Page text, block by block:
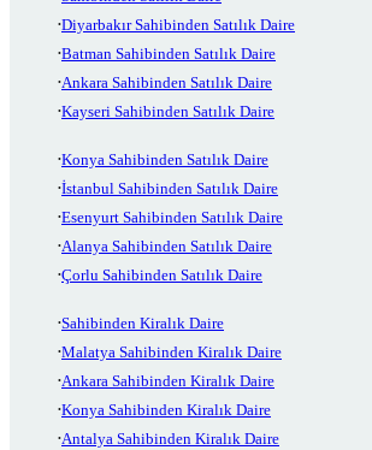
Diyarbakır Sahibinden Satılık Daire
Batman Sahibinden Satılık Daire
Ankara Sahibinden Satılık Daire
Kayseri Sahibinden Satılık Daire
Konya Sahibinden Satılık Daire
İstanbul Sahibinden Satılık Daire
Esenyurt Sahibinden Satılık Daire
Alanya Sahibinden Satılık Daire
Çorlu Sahibinden Satılık Daire
Sahibinden Kiralık Daire
Malatya Sahibinden Kiralık Daire
Ankara Sahibinden Kiralık Daire
Konya Sahibinden Kiralık Daire
Antalya Sahibinden Kiralık Daire